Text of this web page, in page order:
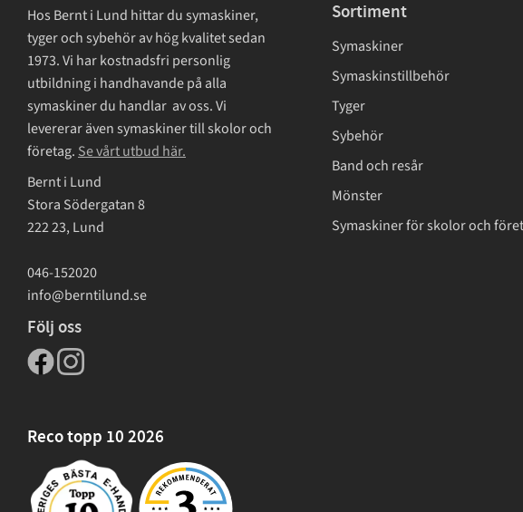
Hos Bernt i Lund hittar du symaskiner,
tyger och sybehör av hög kvalitet sedan
1973. Vi har kostnadsfri personlig
utbildning i handhavande på alla
symaskiner du handlar av oss. Vi
levererar även symaskiner till skolor och
företag. Se vårt utbud här.
Bernt i Lund
Stora Södergatan 8
222 23, Lund
046-152020
info@berntilund.se
Följ oss
Reco topp 10 2026
Sortiment
Symaskiner
Symaskinstillbehör
Tyger
Sybehör
Band och resår
Mönster
Symaskiner för skolor och